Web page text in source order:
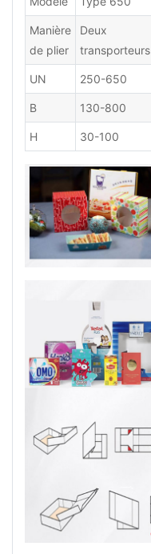
Manière
de plier
Deux
transporteurs
UN 250-650
B 130-800
H 30-100